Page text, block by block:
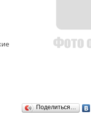
Поделиться…